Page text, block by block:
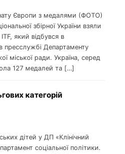
Європи з медалями (ФОТО)
збірної України взяли
який відбувся в
пресслужбі Департаменту
міської ради. Україна, серед
127 медалей та […]
категорій
дітей у ДП «Клінічний
соціальної політики.